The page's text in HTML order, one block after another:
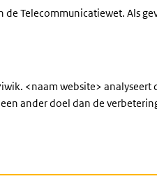
Telecommunicatiewet. Als
<naam website> analyseert
ander doel dan de